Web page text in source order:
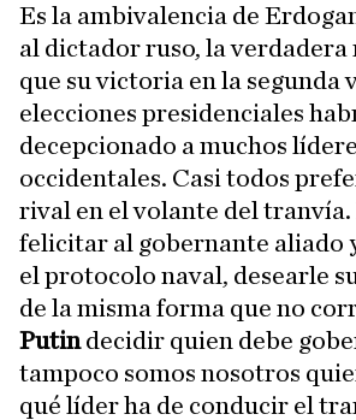
Es la ambivalencia de
al dictador ruso, la verdadera
que su victoria en la segunda
elecciones presidenciales
decepcionado a muchos
occidentales. Casi todos
rival en el volante del tranvía.
felicitar al gobernante aliado
el protocolo naval, desearle
de la misma forma que no
Putindecidir quien debe
tampoco somos nosotros
qué líder ha de conducir el